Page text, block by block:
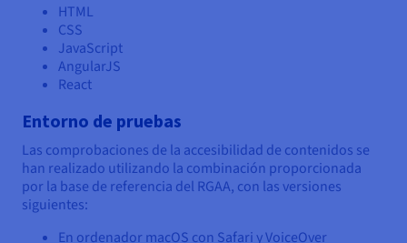
HTML
CSS
JavaScript
AngularJS
React
Entorno de pruebas
Las comprobaciones de la accesibilidad de contenidos se
han realizado utilizando la combinación proporcionada
por la base de referencia del RGAA, con las versiones
siguientes:
En ordenador macOS con Safari y VoiceOver